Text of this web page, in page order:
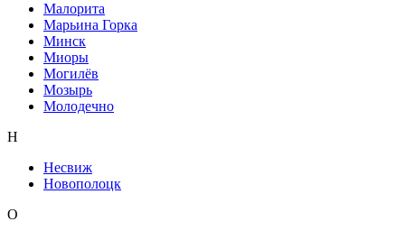
Малорита
Марьина Горка
Минск
Миоры
Могилёв
Мозырь
Молодечно
Н
Несвиж
Новополоцк
О